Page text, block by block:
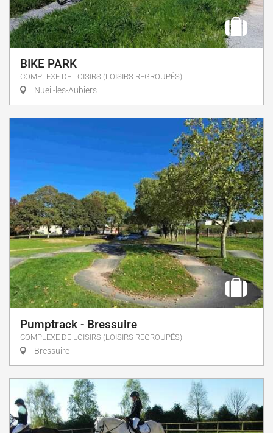
BIKE PARK
COMPLEXE DE LOISIRS (LOISIRS REGROUPÉS)
Nueil-les-Aubiers
Pumptrack - Bressuire
COMPLEXE DE LOISIRS (LOISIRS REGROUPÉS)
Bressuire